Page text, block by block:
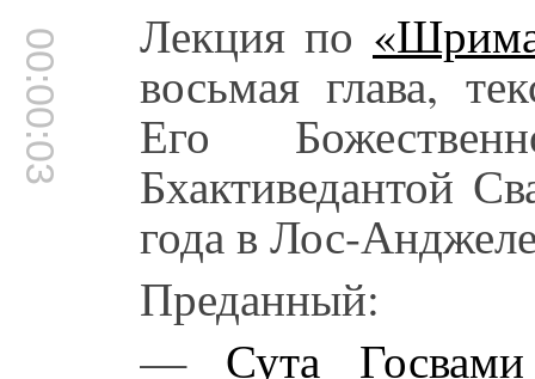
00:00:03 Лекция по
восьмая глава,
Его
Бхактиведантой
года в Лос-
Преданный:
— Сута Госвами